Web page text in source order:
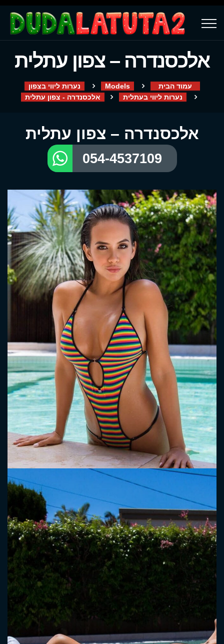
אלכסנדרה – צפון עתלית
עמוד הבית Models
נערות ליווי בצפון
נערות ליווי בעתלית
אלכסנדרה - צפון עתלית
אלכסנדרה – צפון עתלית
054-4537109